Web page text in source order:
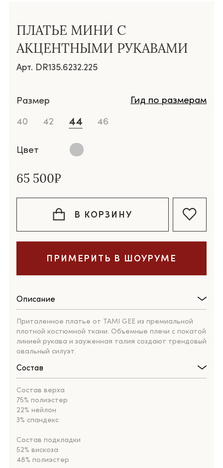
ПЛАТЬЕ МИНИ С
АКЦЕНТНЫМИ РУКАВАМИ
Арт. DR135.6232.225
Размер
40
42 44 46
Гид по размерам
Цвет
65 500₽
В КОРЗИНУ
ПРИМЕРИТЬ В ШОУРУМЕ
Описание
Приталенное платье от TAMI GEE из премиальной
плотной костюмной ткани. Объемные плечи с покатой
линией рукава и зауженная талия создают трендовый
овальный силуэт.
Состав
Состав верха
75% полиэстер
22% нейлон
3% спандекс
Состав подкладки
52% вискоза
48% полиэстер